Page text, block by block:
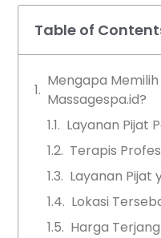
Table of
Mengapa
Massagespa.id?
Layanan Pijat
Terapis
Layanan Pijat
Lokasi
Harga